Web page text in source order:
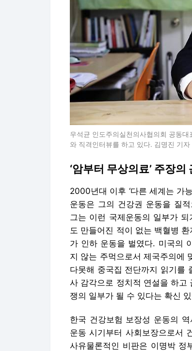
우석균 인도주의실천의사협의회 공동
와 직격인터뷰를 하고 있다. 김명진 기
‘암부터 무상의료’ 주장의
2000년대 이후 ‘다른 세계는 가
운동은 그의 건강권 운동을 질
그는 이런 국제운동의 일부가
도 만들어진 적이 없는 백혈병
가 인하 운동을 벌였다. 미국의
지 않는 주먹으로서 제국주의에
다못해 중국집 전단까지 읽기를
사 감각으로 정치적 연설을 하고
쟁의 일부가 될 수 있다는 확신
한국 건강보험 보장성 운동의
운동 시기부터 사회보장으로서
사유물론적인 비판은 이명박 정